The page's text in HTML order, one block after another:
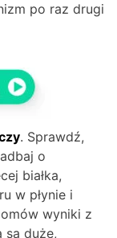
po raz drugi
. Sprawdź,
o
białka,
w płynie i
wyniki z
są duże,